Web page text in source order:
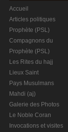
Accueil
Articles politiques
Prophète (PSL)
Compagnons du
Prophète (PSL)
Les Rites du hajj
Lieux Saint
Pays Musulmans
Mahdi (aj)
Galerie des Photos
Le Noble Coran
Invocations et visites